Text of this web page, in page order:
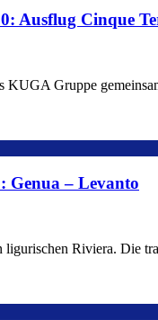
Ausflug Cinque
Gruppe
Genua – Levanto
Riviera. Die